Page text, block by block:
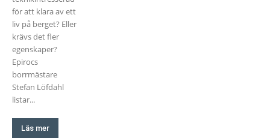
för att klara av ett
liv på berget? Eller
krävs det fler
egenskaper?
Epirocs
borrmästare
Stefan Löfdahl
listar...
Läs mer